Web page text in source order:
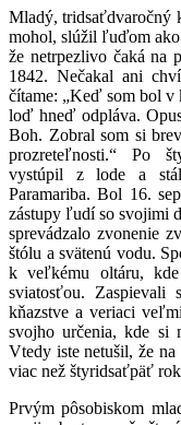
Mladý, tridsaťdvaročný
mohol, slúžil ľuďom ako
že netrpezlivo čaká na
1842. Nečakal ani
čítame: „Keď som bol v
loď hneď odpláva.
Boh. Zobral som si
prozreteľnosti.“ Po
vystúpil z lode a
Paramariba. Bol 16.
zástupy ľudí so svojimi
sprevádzalo zvonenie
štólu a svätenú vodu.
k veľkému oltáru, kde
sviatosťou.
kňazstve a veriaci
svojho určenia, kde si
Vtedy iste netušil, že
viac než štyridsaťpäť
Prvým pôsobiskom